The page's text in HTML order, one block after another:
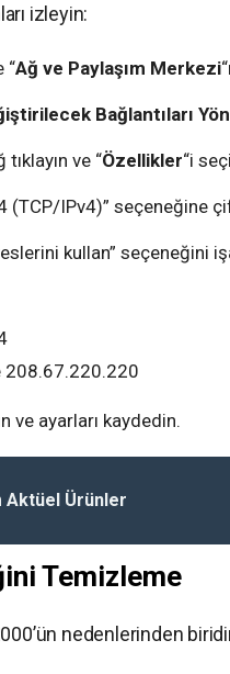
izleyin:
“Ağ ve Paylaşım Merkezi
Bağlantıları
tıklayın ve “Özellikler“i
IPv4)” seçeneğine
kullan” seçeneğini
208.67.220.220
ve ayarları kaydedin.
Aktüel Ürünler
Temizleme
nedenlerinden